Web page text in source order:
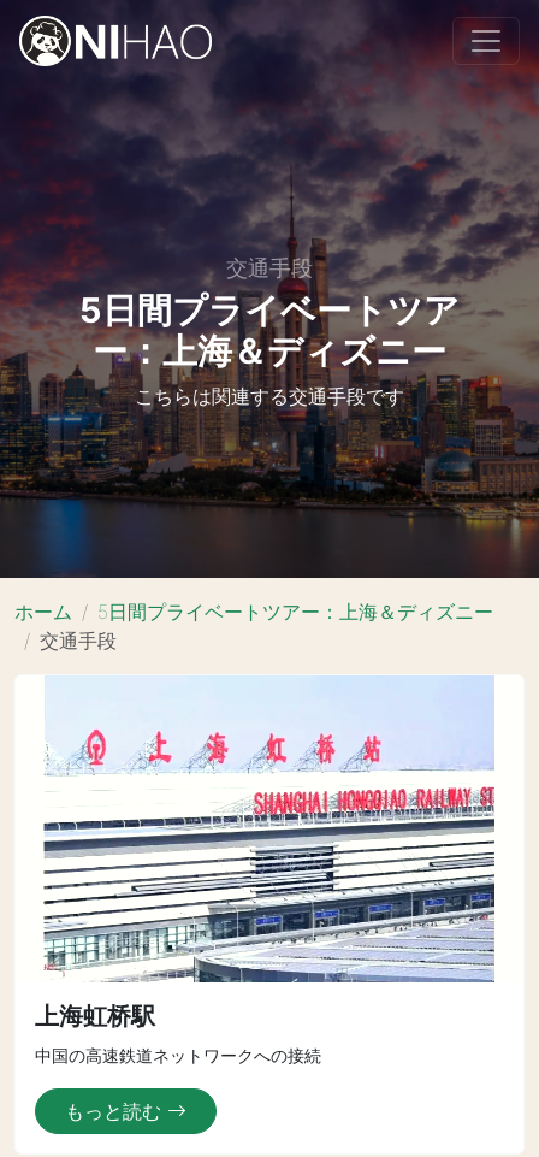
交通手段
5日間プライベートツア
ー：上海＆ディズニー
こちらは関連する交通手段です
ホーム
5日間プライベートツアー：上海＆ディズニー
交通手段
上海虹桥駅
中国の高速鉄道ネットワークへの接続
もっと読む